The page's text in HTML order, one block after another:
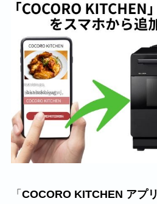
「 COCORO KITCHEN アプリ